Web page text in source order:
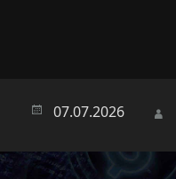
07.07.2026